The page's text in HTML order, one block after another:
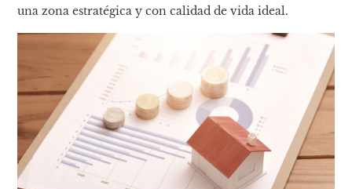
una zona estratégica y con calidad de vida ideal.